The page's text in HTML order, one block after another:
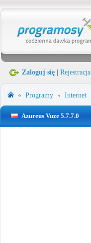
Zaloguj się Rejestracja
Programy Internet
Azureus Vuze 5.7.7.0